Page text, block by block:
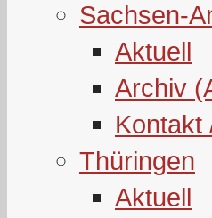
Sachsen-
Aktuell
Archiv
Kontakt
Thüringen
Aktuell